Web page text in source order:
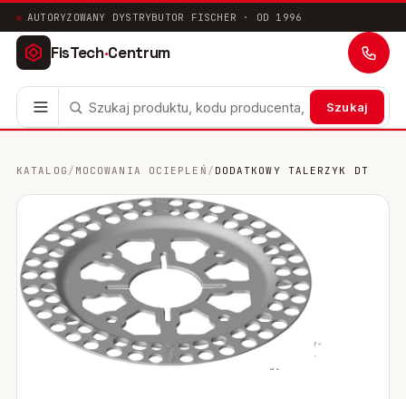
AUTORYZOWANY DYSTRYBUTOR FISCHER · OD 1996
FisTech·Centrum
Szukaj
Mocowania chemiczne 41
Mocowania ramowe
Mocowania uniwersalne
Systemy instalacyjne
Mocowania w pustych przestrzeniach
KATALOG / MOCOWANIA OCIEPLEŃ / DODATKOWY TALERZYK DT
fischer ·
oryginalne
dodatkowy-
talerzyk-
dt